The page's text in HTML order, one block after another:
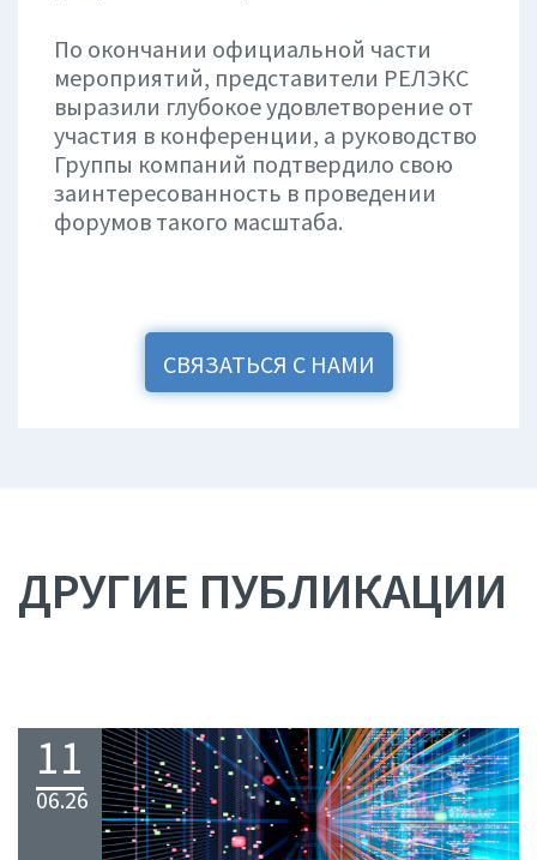
По окончании официальной части
мероприятий, представители РЕЛЭКС
выразили глубокое удовлетворение от
участия в конференции, а руководство
Группы компаний подтвердило свою
заинтересованность в проведении
форумов такого масштаба.
СВЯЗАТЬСЯ С НАМИ
ДРУГИЕ ПУБЛИКАЦИИ
11
06.26